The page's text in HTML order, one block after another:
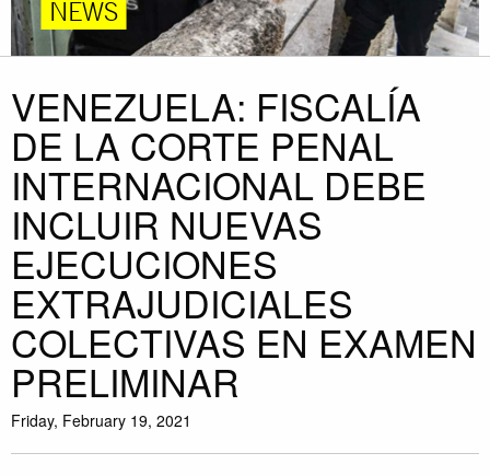
NEWS
VENEZUELA: FISCALÍA
DE LA CORTE PENAL
INTERNACIONAL DEBE
INCLUIR NUEVAS
EJECUCIONES
EXTRAJUDICIALES
COLECTIVAS EN EXAMEN
PRELIMINAR
Friday, February 19, 2021